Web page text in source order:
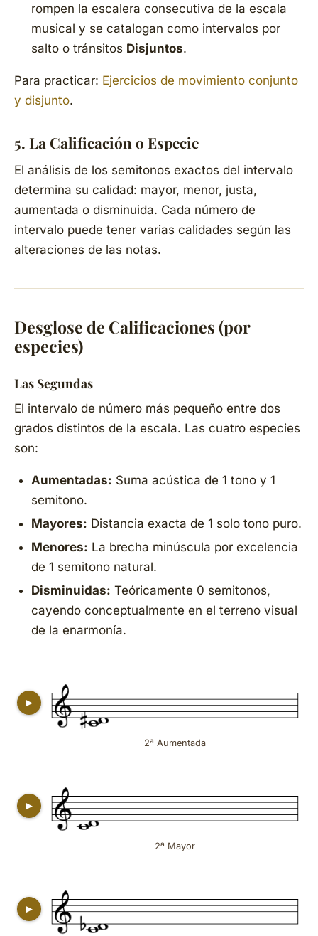
rompen la escalera consecutiva de la escala
musical y se catalogan como intervalos por
salto o tránsitos Disjuntos.
Para practicar: Ejercicios de movimiento conjunto
y disjunto.
5. La Calificación o Especie
El análisis de los semitonos exactos del intervalo
determina su calidad: mayor, menor, justa,
aumentada o disminuida. Cada número de
intervalo puede tener varias calidades según las
alteraciones de las notas.
Desglose de Calificaciones (por
especies)
Las Segundas
El intervalo de número más pequeño entre dos
grados distintos de la escala. Las cuatro especies
son:
Aumentadas: Suma acústica de 1 tono y 1
semitono.
Mayores: Distancia exacta de 1 solo tono puro.
Menores: La brecha minúscula por excelencia
de 1 semitono natural.
Disminuidas: Teóricamente 0 semitonos,
cayendo conceptualmente en el terreno visual
de la enarmonía.
2ª Aumentada
▶
2ª Mayor
▶
▶